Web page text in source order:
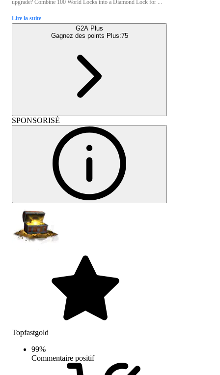
upgrade? Combine 100 World Locks into a Diamond Lock for ...
Lire la suite
G2A Plus
Gagnez des points Plus:75
SPONSORISÉ
Topfastgold
99%
Commentaire positif